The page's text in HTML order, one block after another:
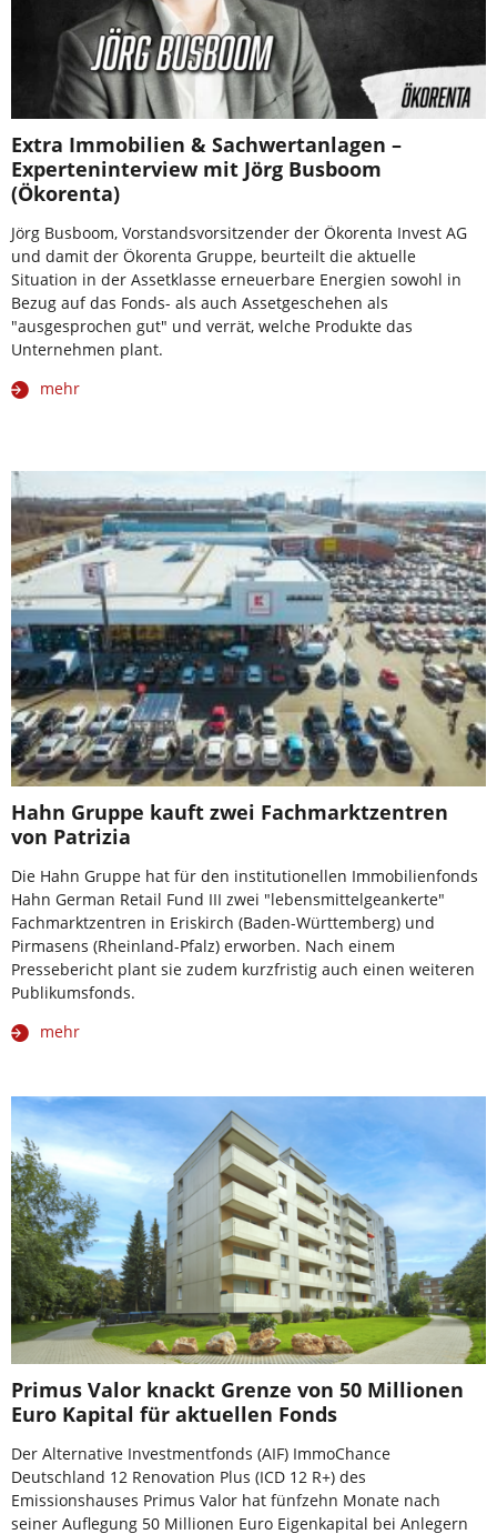
Extra Immobilien & Sachwertanlagen –
Experteninterview mit Jörg Busboom
(Ökorenta)
Jörg Busboom, Vorstandsvorsitzender der Ökorenta Invest AG
und damit der Ökorenta Gruppe, beurteilt die aktuelle
Situation in der Assetklasse erneuerbare Energien sowohl in
Bezug auf das Fonds- als auch Assetgeschehen als
"ausgesprochen gut" und verrät, welche Produkte das
Unternehmen plant.
mehr
Hahn Gruppe kauft zwei Fachmarktzentren
von Patrizia
Die Hahn Gruppe hat für den institutionellen Immobilienfonds
Hahn German Retail Fund III zwei "lebensmittelgeankerte"
Fachmarktzentren in Eriskirch (Baden-Württemberg) und
Pirmasens (Rheinland-Pfalz) erworben. Nach einem
Pressebericht plant sie zudem kurzfristig auch einen weiteren
Publikumsfonds.
mehr
Primus Valor knackt Grenze von 50 Millionen
Euro Kapital für aktuellen Fonds
Der Alternative Investmentfonds (AIF) ImmoChance
Deutschland 12 Renovation Plus (ICD 12 R+) des
Emissionshauses Primus Valor hat fünfzehn Monate nach
seiner Auflegung 50 Millionen Euro Eigenkapital bei Anlegern